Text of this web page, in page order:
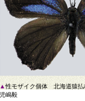
▲性モザイク個体 北海道猿
児嶋毅